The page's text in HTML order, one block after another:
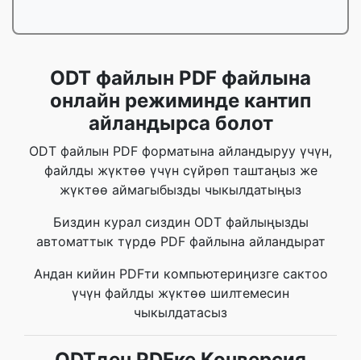
ODT файлын PDF файлына
онлайн режиминде кантип
айландырса болот
ODT файлын PDF форматына айландыруу үчүн,
файлды жүктөө үчүн сүйрөп таштаңыз же
жүктөө аймагыбызды чыкылдатыңыз
Биздин курал сиздин ODT файлыңызды
автоматтык түрдө PDF файлына айландырат
Андан кийин PDFти компьютериңизге сактоо
үчүн файлды жүктөө шилтемесин
чыкылдатасыз